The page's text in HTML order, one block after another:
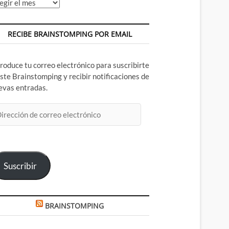
RECIBE BRAINSTOMPING POR EMAIL
tu correo electrónico para suscribirte
Brainstomping y recibir notificaciones de
entradas.
Suscribir
BRAINSTOMPING